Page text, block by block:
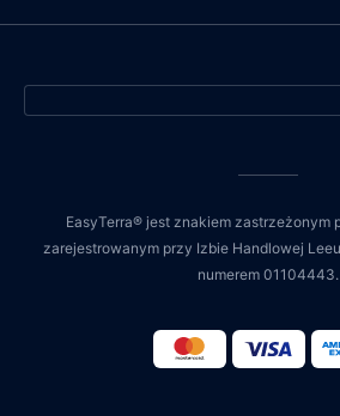
EasyTerra® jest znakiem zastrzeżonym
zarejestrowanym przy Izbie Handlowej
numerem 01104443.